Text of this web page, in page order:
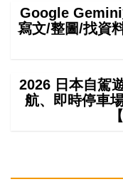
Google
寫文/整圖/找資
2026 日本自駕
航、即時停車